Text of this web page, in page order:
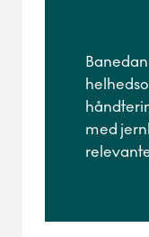
med